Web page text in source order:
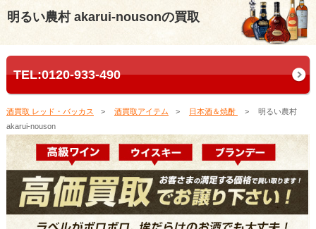
明るい農村 akarui-nousonの買取
TEL:0120-933-490
酒買取 レッド・バッカス 酒買取アイテム 日本酒＆焼酎
明るい農村
akarui-nouson